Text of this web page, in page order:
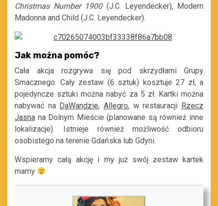
Christmas Number 1900(J.C. Leyendecker), Modern
Madonna and Child (J.C. Leyendecker).
Jak można pomóc?
Cała akcja rozgrywa się pod skrzydłami Grupy
Smacznego. Cały zestaw (6 sztuk) kosztuje 27 zł, a
pojedyncze sztuki można nabyć za 5 zł. Kartki można
nabywać na DaWandzie,Allegro, w restauracji Rzecz
Jasna na Dolnym Mieście (planowane są również inne
lokalizacje). Istnieje również możliwość odbioru
osobistego na terenie Gdańska lub Gdyni.
Wspieramy całą akcję i my już swój zestaw kartek
mamy